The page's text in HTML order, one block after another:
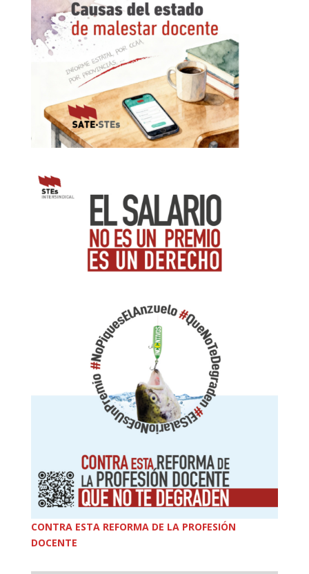
CONTRA ESTA REFORMA DE LA PROFESIÓN
DOCENTE